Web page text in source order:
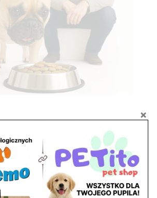
Z Życia Sklepu
Mazowiecki – Sklep ZooNemo
podwodne arcydzieło: Najpiękniejsze
akwariowe w ZooNemo – Legionowo i
Dwór Mazowiecki